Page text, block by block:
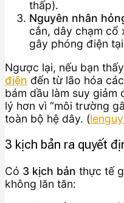
thấp).
Nguyên nhân
cắn, dây chạm cổ
gây phóng điện
Ngược lại, nếu bạn thấy
điện đến từ lão hóa
bám dầu làm suy giảm
lý hơn vì “môi trường
toàn bộ hệ dây. (
3 kịch bản ra quyết
Có 3 kịch bản thực tế
không lăn tăn: